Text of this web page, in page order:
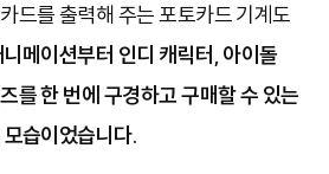
드를 출력해 주는 포토카드 기계도
니메이션부터 인디 캐릭터, 아이돌
를 한 번에 구경하고 구매할 수 있는
습이었습니다.